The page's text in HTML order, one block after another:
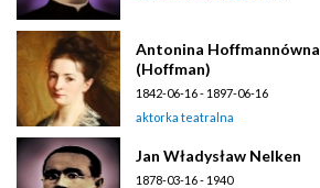
Antonina Hoffmannówna
(Hoffman)
1842-06-16 - 1897-06-16
aktorka teatralna
Jan Władysław Nelken
1878-03-16 - 1940